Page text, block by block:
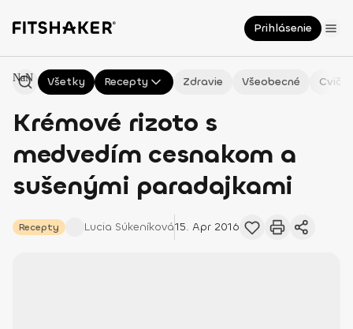
Prihlásenie
Všetky Recepty Zdravie Všeobecné
Krémové rizoto s
medvedím cesnakom a
sušenými paradajkami
Recepty Lucia Súkeníková15. Apr 2016
NaN